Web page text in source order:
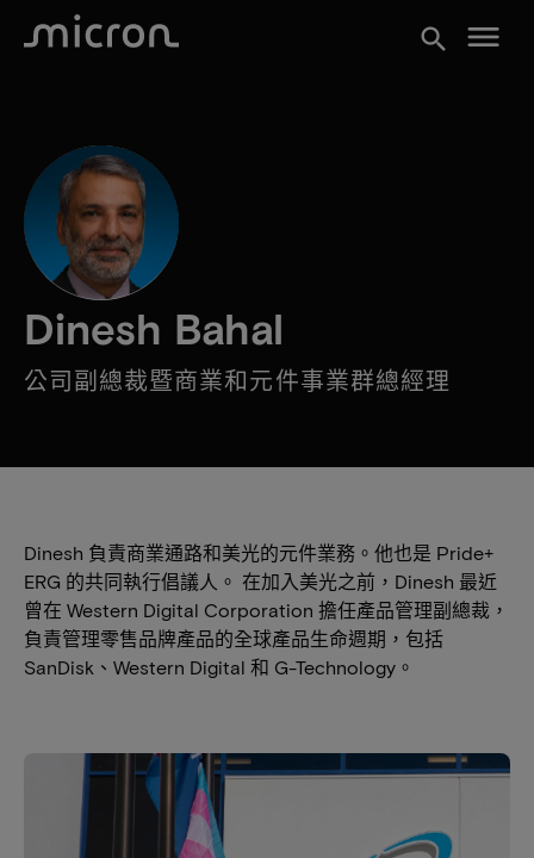
search menu
Dinesh Bahal
公司副總裁暨商業和元件事業群總經理
Dinesh 負責商業通路和美光的元件業務。他也是 Pride+
ERG 的共同執行倡議人。 在加入美光之前，Dinesh 最近
曾在 Western Digital Corporation 擔任產品管理副總裁，
負責管理零售品牌產品的全球產品生命週期，包括
SanDisk、Western Digital 和 G-Technology。